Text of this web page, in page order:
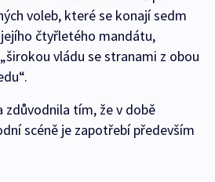
voleb, které se konají sedm
čtyřletého mandátu,
vládu se stranami z obou
zdůvodnila tím, že v době
scéně je zapotřebí především